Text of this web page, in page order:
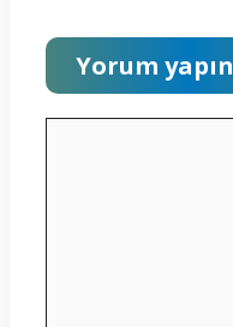
Yorum yapın